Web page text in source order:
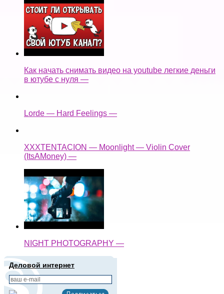
Как начать снимать видео на youtube легкие деньги
в ютубе с нуля —
Lorde — Hard Feelings —
XXXTENTACION — Moonlight — Violin Cover
(ItsAMoney) —
NIGHT PHOTOGRAPHY —
Деловой интернет